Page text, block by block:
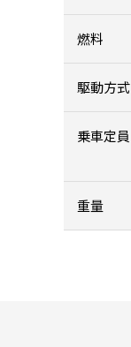
燃料
駆動方式
乗車定員
重量